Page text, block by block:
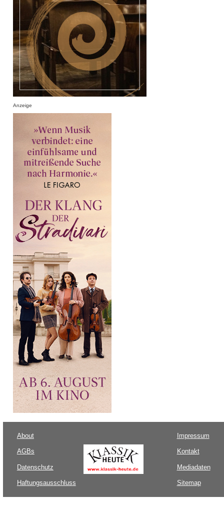
Anzeige
About
AGBs
Datenschutz
Haftungsausschluss
Impressum
Kontakt
Mediadaten
Sitemap